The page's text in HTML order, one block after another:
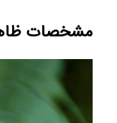
مشخصات